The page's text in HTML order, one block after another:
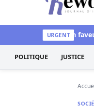
Kéwoulo, le
URGENT
de FCFA en faveur du
POLITIQUE JUSTICE